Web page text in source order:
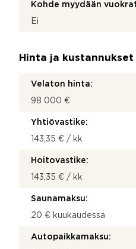
Kohde myydään
Ei
Hinta ja kustannukset
Velaton hinta:
98 000 €
Yhtiövastike:
143,35 € / kk
Hoitovastike:
143,35 € / kk
Saunamaksu:
20 € kuukaudessa
Autopaikkamaksu: